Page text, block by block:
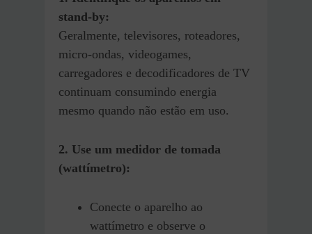
stand-by:
Geralmente, televisores, roteadores,
micro-ondas, videogames,
carregadores e decodificadores de TV
continuam consumindo energia
mesmo quando não estão em uso.
2. Use um medidor de tomada
(wattímetro):
Conecte o aparelho ao
wattímetro e observe o